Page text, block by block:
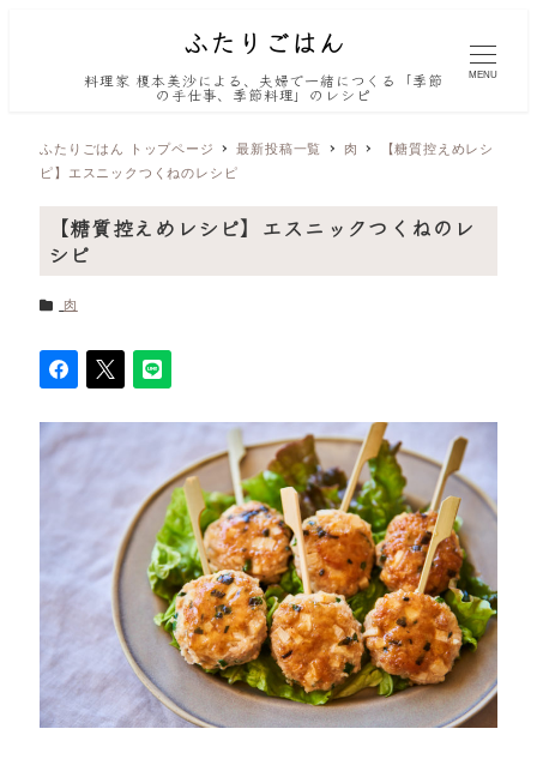
料理家 榎本美沙による、夫婦で一緒につくる「季節
の手仕事、季節料理」のレシピ
MENU
ふたりごはん トップページ 最新投稿一覧 肉
【糖質控えめレシ
ピ】エスニックつくねのレシピ
【糖質控えめレシピ】エスニックつくねのレ
シピ
カテゴリー
肉